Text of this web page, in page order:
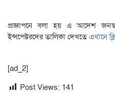
প্রজ্ঞাপনে বলা হয় এ আদেশ
ইন্সপেক্টরদের তালিকা দেখতেএখানে
[ad_2]
Post Views: 141